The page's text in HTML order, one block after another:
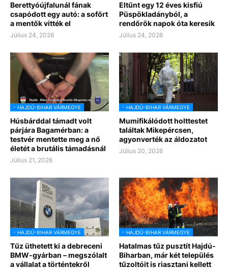
Berettyóújfalunál fának
csapódott egy autó: a sofőrt
a mentők vitték el
Július 24, 2026
Eltűnt egy 12 éves kisfiú
Püspökladányból, a
rendőrök napok óta keresik
Július 24, 2026
- HAJDÚ-BIHAR VÁRMEGYE
Húsbárddal támadt volt
párjára Bagamérban: a
testvér mentette meg a nő
életét a brutális támadásnál
Július 21, 2026
- HAJDÚ-BIHAR VÁRMEGYE
Mumifikálódott holttestet
találtak Mikepércsen,
agyonverték az áldozatot
Július 20, 2026
- HAJDÚ-BIHAR VÁRMEGYE
Tűz üthetett ki a debreceni
BMW-gyárban – megszólalt
a vállalat a történtekről
- HAJDÚ-BIHAR VÁRMEGYE
Hatalmas tűz pusztít Hajdú-
Biharban, már két település
tűzoltóit is riasztani kellett